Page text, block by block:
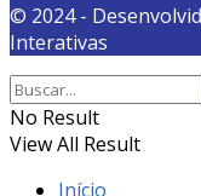
© 2024 -
Interativas
No Result
View All Result
Início